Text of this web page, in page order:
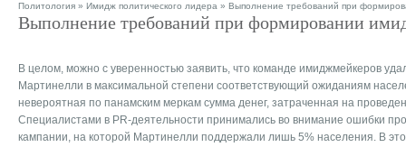
Политология » Имидж политического лидера » Выполнение требований при
Выполнение требований при формировании
В целом, можно с уверенностью заявить, что команде имиджмейкеров
Мартинелли в максимальной степени соответствующий ожиданиям
невероятная по панамским меркам сумма денег, затраченная на
Специалистами в PR-деятельности принимались во внимание ошибки
кампании, на которой Мартинелли поддержали лишь 5% населения. В